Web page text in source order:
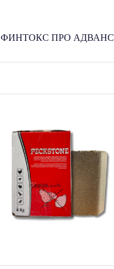
ФИНТОКС ПРО АДВАНС